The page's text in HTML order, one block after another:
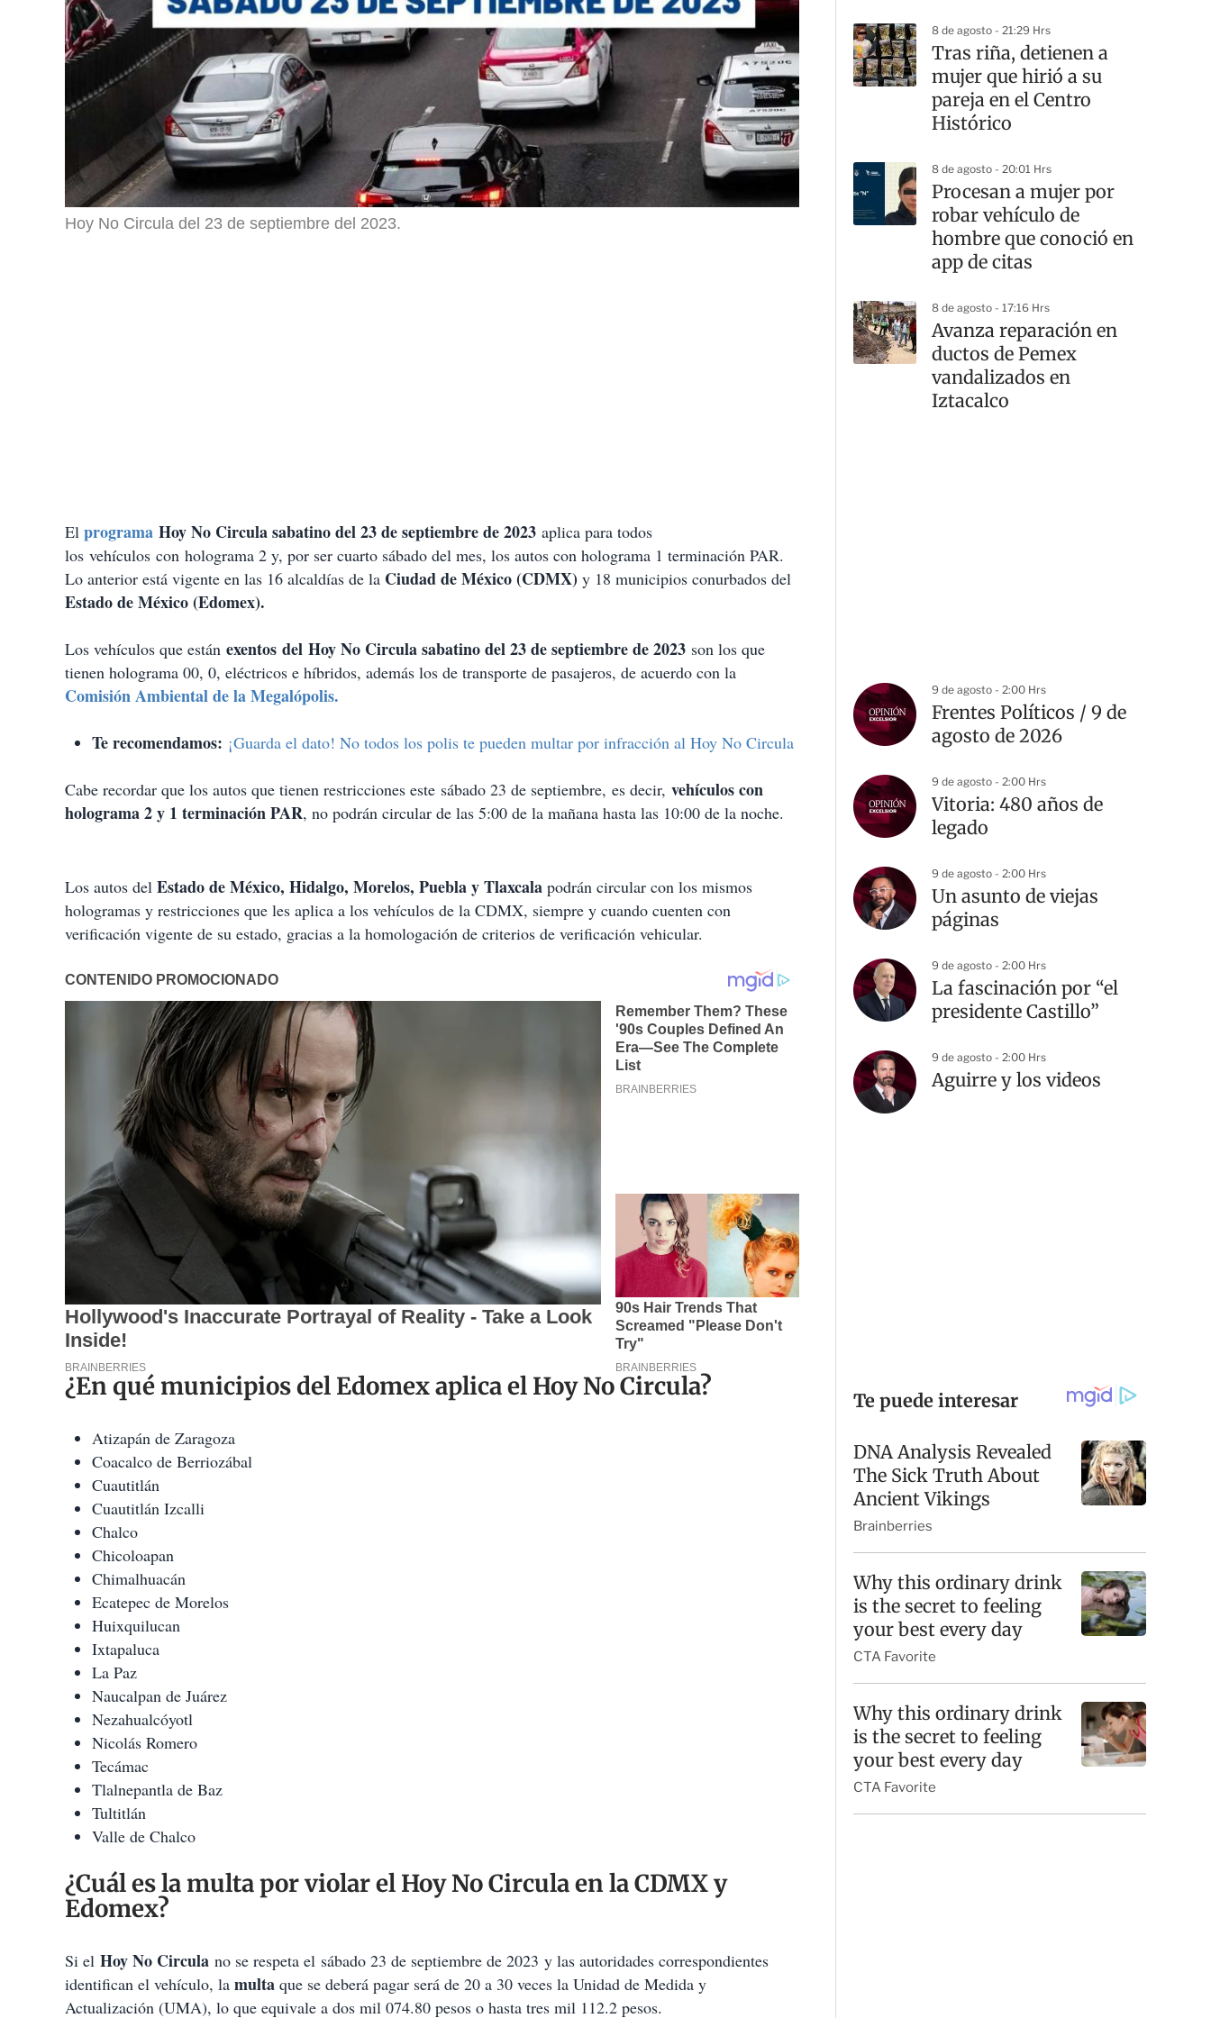
Hoy No Circula del 23 de septiembre del 2023.
El programa Hoy No Circula sabatino del 23 de septiembre de 2023 aplica para todos
los vehículos con holograma 2 y, por ser cuarto sábado del mes, los autos con holograma 1 terminación PAR.
Lo anterior está vigente en las 16 alcaldías de la Ciudad de México (CDMX) y 18 municipios conurbados del
Estado de México (Edomex).
Los vehículos que están exentos del Hoy No Circula sabatino del 23 de septiembre de 2023 son los que
tienen holograma 00, 0, eléctricos e híbridos, además los de transporte de pasajeros, de acuerdo con la
Comisión Ambiental de la Megalópolis.
Te recomendamos: ¡Guarda el dato! No todos los polis te pueden multar por infracción al Hoy No Circula
Cabe recordar que los autos que tienen restricciones este sábado 23 de septiembre, es decir, vehículos con
holograma 2 y 1 terminación PAR, no podrán circular de las 5:00 de la mañana hasta las 10:00 de la noche.
Los autos del Estado de México, Hidalgo, Morelos, Puebla y Tlaxcala podrán circular con los mismos
hologramas y restricciones que les aplica a los vehículos de la CDMX, siempre y cuando cuenten con
verificación vigente de su estado, gracias a la homologación de criterios de verificación vehicular.
¿En qué municipios del Edomex aplica el Hoy No Circula?
Atizapán de Zaragoza
Coacalco de Berriozábal
Cuautitlán
Cuautitlán Izcalli
Chalco
Chicoloapan
Chimalhuacán
Ecatepec de Morelos
Huixquilucan
Ixtapaluca
La Paz
Naucalpan de Juárez
Nezahualcóyotl
Nicolás Romero
Tecámac
Tlalnepantla de Baz
Tultitlán
Valle de Chalco
¿Cuál es la multa por violar el Hoy No Circula en la CDMX y
Edomex?
Si el Hoy No Circula no se respeta el sábado 23 de septiembre de 2023 y las autoridades correspondientes
identifican el vehículo, la multa que se deberá pagar será de 20 a 30 veces la Unidad de Medida y
Actualización (UMA), lo que equivale a dos mil 074.80 pesos o hasta tres mil 112.2 pesos.
8 de agosto - 21:29 Hrs
Tras riña, detienen a
mujer que hirió a su
pareja en el Centro
Histórico
8 de agosto - 20:01 Hrs
Procesan a mujer por
robar vehículo de
hombre que conoció en
app de citas
8 de agosto - 17:16 Hrs
Avanza reparación en
ductos de Pemex
vandalizados en
Iztacalco
9 de agosto - 2:00 Hrs
Frentes Políticos / 9 de
agosto de 2026
9 de agosto - 2:00 Hrs
Vitoria: 480 años de
legado
9 de agosto - 2:00 Hrs
Un asunto de viejas
páginas
9 de agosto - 2:00 Hrs
La fascinación por “el
presidente Castillo”
9 de agosto - 2:00 Hrs
Aguirre y los videos